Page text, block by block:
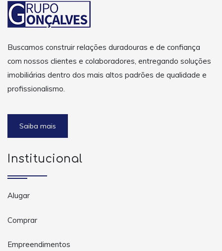
Buscamos construir relações duradouras e de confiança
com nossos clientes e colaboradores, entregando soluções
imobiliárias dentro dos mais altos padrões de qualidade e
profissionalismo.
Saiba mais
Institucional
Alugar
Comprar
Empreendimentos